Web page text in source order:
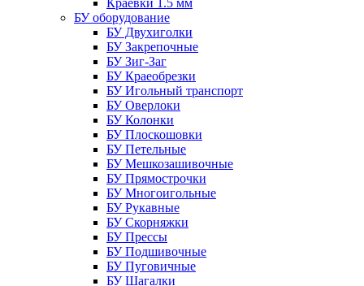
Краёвки 1.5 мм
БУ оборудование
БУ Двухиголки
БУ Закрепочные
БУ Зиг-Заг
БУ Краеобрезки
БУ Игольный транспорт
БУ Оверлоки
БУ Колонки
БУ Плоскошовки
БУ Петельные
БУ Мешкозашивочные
БУ Прямострочки
БУ Многоигольные
БУ Рукавные
БУ Скорняжки
БУ Прессы
БУ Подшивочные
БУ Пуговичные
БУ Шагалки